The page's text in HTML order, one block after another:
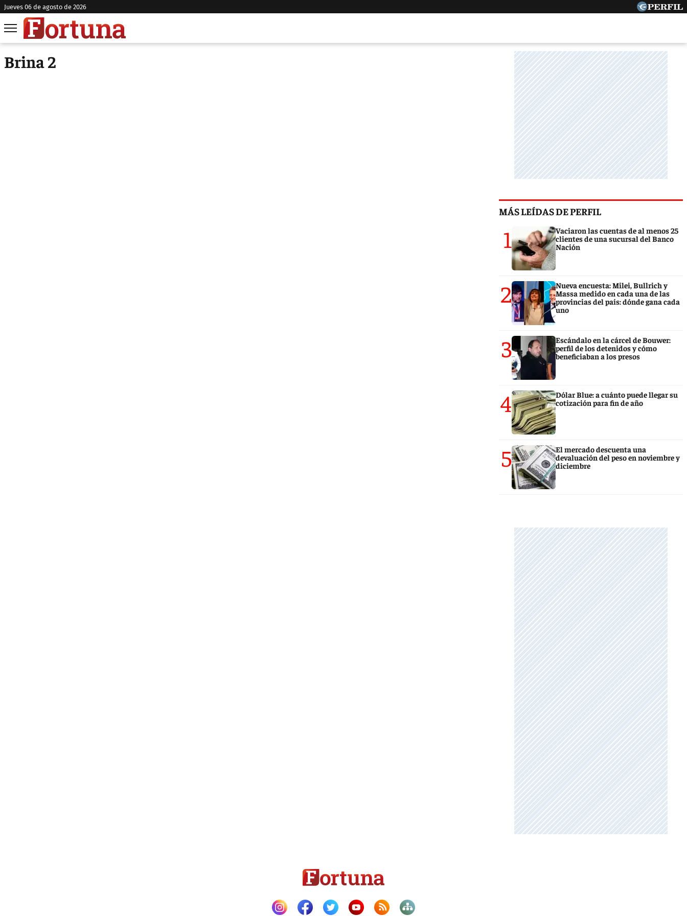
jueves 06 de agosto de 2026
Brina 2
MÁS LEÍDAS DE PERFIL
1
Vaciaron las cuentas de al menos 25
clientes de una sucursal del Banco
Nación
2
Nueva encuesta: Milei, Bullrich y
Massa medido en cada una de las
provincias del país: dónde gana cada
uno
3
Escándalo en la cárcel de Bouwer:
perfil de los detenidos y cómo
beneficiaban a los presos
4
Dólar Blue: a cuánto puede llegar su
cotización para fin de año
5
El mercado descuenta una
devaluación del peso en noviembre y
diciembre